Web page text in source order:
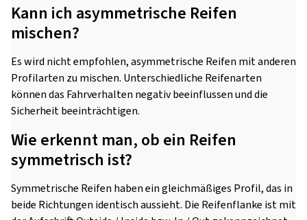
Kann ich asymmetrische Reifen
mischen?
Es wird nicht empfohlen, asymmetrische Reifen mit anderen
Profilarten zu mischen. Unterschiedliche Reifenarten
können das Fahrverhalten negativ beeinflussen und die
Sicherheit beeinträchtigen.
Wie erkennt man, ob ein Reifen
symmetrisch ist?
Symmetrische Reifen haben ein gleichmäßiges Profil, das in
beide Richtungen identisch aussieht. Die Reifenflanke ist mit